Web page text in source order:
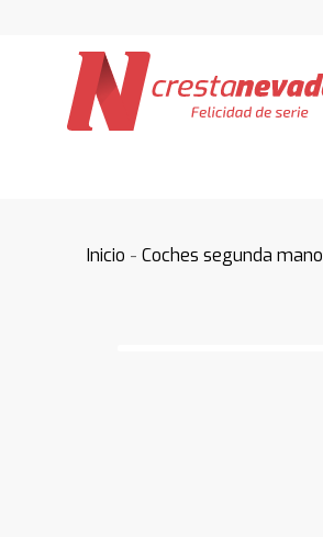
Inicio -Coches segunda mano